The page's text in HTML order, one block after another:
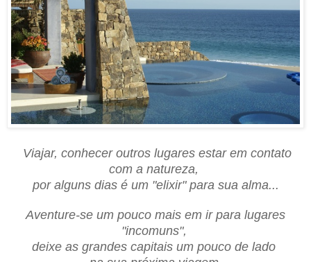
Viajar, conhecer outros lugares estar em contato
com a natureza,
por alguns dias é um "elixir" para sua alma...
Aventure-se um pouco mais em ir para lugares
"incomuns",
deixe as grandes capitais um pouco de lado